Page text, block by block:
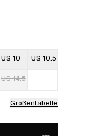
US 10 US 10.5
US 14.5
Größentabelle